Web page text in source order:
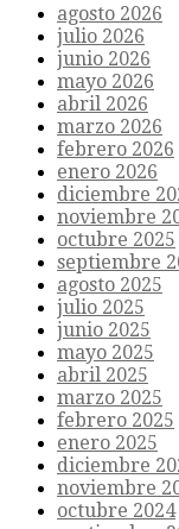
agosto 2026
julio 2026
junio 2026
mayo 2026
abril 2026
marzo 2026
febrero 2026
enero 2026
diciembre
noviembre
octubre 2025
septiembre
agosto 2025
julio 2025
junio 2025
mayo 2025
abril 2025
marzo 2025
febrero 2025
enero 2025
diciembre
noviembre
octubre 2024